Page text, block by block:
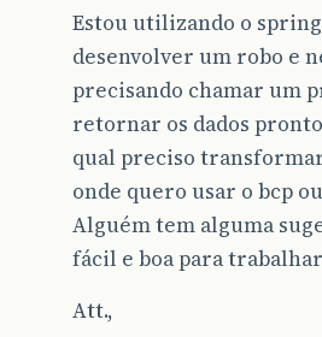
Estou utilizando o
desenvolver um robo e
precisando chamar um
retornar os dados
qual preciso
onde quero usar o bcp
Alguém tem alguma
fácil e boa para
Att.,